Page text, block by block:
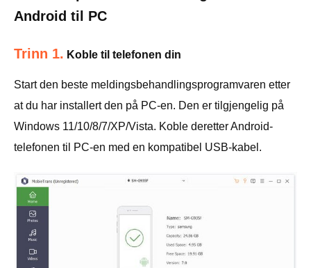
Android til PC
Trinn 1. Koble til telefonen din
Start den beste meldingsbehandlingsprogramvaren etter
at du har installert den på PC-en. Den er tilgjengelig på
Windows 11/10/8/7/XP/Vista. Koble deretter Android-
telefonen til PC-en med en kompatibel USB-kabel.